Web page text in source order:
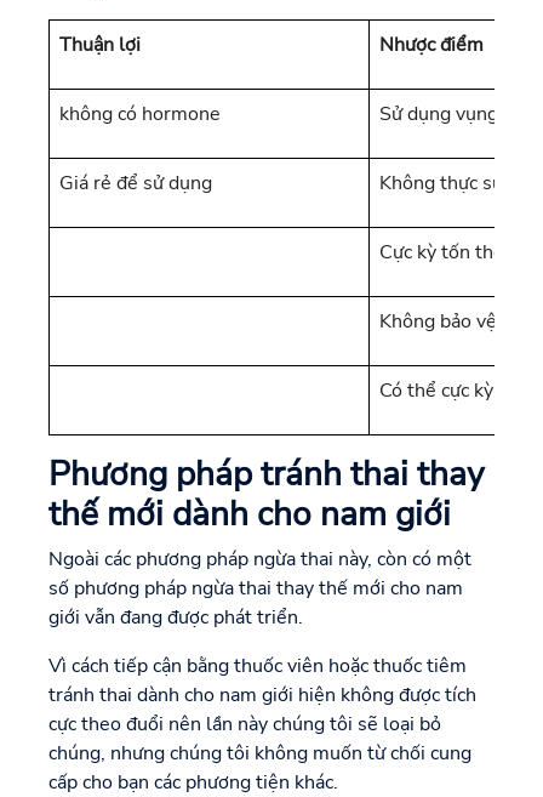
Thuận lợi Nhược điểm
không có hormone Sử dụng vụng về
Giá rẻ để sử dụng Không thực sự
Cực kỳ tốn thời
Không bảo vệ khỏi
Có thể cực kỳ khó
Phương pháp tránh thai thay
thế mới dành cho nam giới
Ngoài các phương pháp ngừa thai này, còn có một
số phương pháp ngừa thai thay thế mới cho nam
giới vẫn đang được phát triển.
Vì cách tiếp cận bằng thuốc viên hoặc thuốc tiêm
tránh thai dành cho nam giới hiện không được tích
cực theo đuổi nên lần này chúng tôi sẽ loại bỏ
chúng, nhưng chúng tôi không muốn từ chối cung
cấp cho bạn các phương tiện khác.